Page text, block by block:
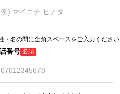
・名の間に全角スペースをご入力ください
番号 必須